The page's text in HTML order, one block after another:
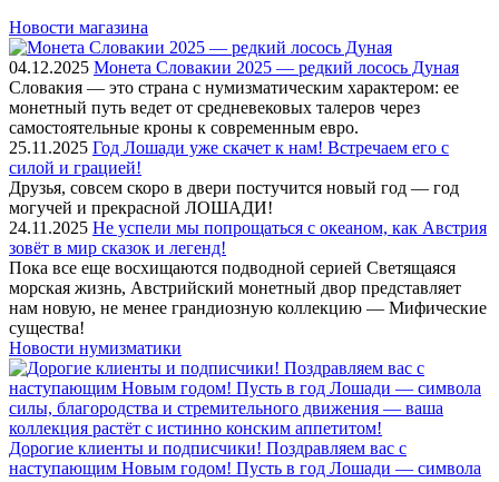
Новости магазина
04.12.2025 Монета Словакии 2025 — редкий лосось Дуная
Словакия — это страна с нумизматическим характером: ее
монетный путь ведет от средневековых талеров через
самостоятельные кроны к современным евро.
25.11.2025 Год Лошади уже скачет к нам! Встречаем его с
силой и грацией!
Друзья, совсем скоро в двери постучится новый год — год
могучей и прекрасной ЛОШАДИ!
24.11.2025 Не успели мы попрощаться с океаном, как Австрия
зовёт в мир сказок и легенд!
Пока все еще восхищаются подводной серией Светящаяся
морская жизнь, Австрийский монетный двор представляет
нам новую, не менее грандиозную коллекцию — Мифические
существа!
Новости нумизматики
Дорогие клиенты и подписчики! Поздравляем вас с
наступающим Новым годом! Пусть в год Лошади — символа